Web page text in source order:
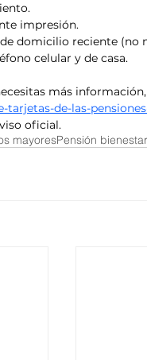
impresión.
domicilio reciente (no
celular y de casa​.
más
tarjetas-de-las-
oficial.
mayoresPensión bienestar